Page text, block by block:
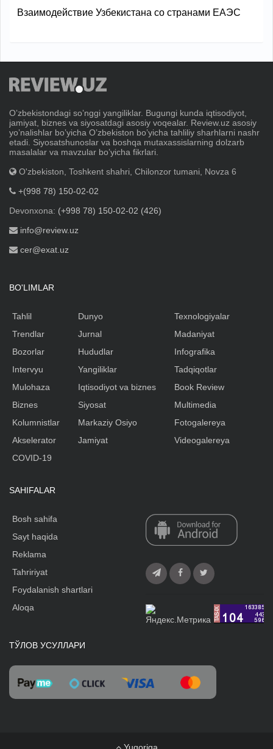
Взаимодействие Узбекистана со странами ЕАЭС
Oʼzbekistondagi soʼnggi yangiliklar. Bugungi kunda iqtisodiyot,
jamiyat, biznes va siyosatdagi asosiy voqealar. Review.uz asosiy
yoʼnalishlar boʼyicha Oʼzbekiston boʼyicha tahliliy sharhlarni nashr
etadi. Siyosatshunoslar va boshqa mutaxassislarning dolzarb
masalalar va mavzular boʼyicha fikrlari.
O'zbekiston, Toshkent shahri, Chilonzor tumani, Novza 6
+(998 78) 150-02-02
Devonxona: (+998 78) 150-02-02 (426)
info@review.uz
cer@exat.uz
BO'LIMLAR
Tahlil
Trendlar
Bozorlar
Intervyu
Mulohaza
Biznes
Kolumnistlar
Akselerator
Dunyo
Jurnal
Hududlar
Yangiliklar
Iqtisodiyot va biznes
Siyosat
Markaziy Osiyo
Jamiyat
Texnologiyalar
Madaniyat
Infografika
Tadqiqotlar
Book Review
Multimedia
Fotogalereya
Videogalereya
COVID-19
SAHIFALAR
Bosh sahifa
Sayt haqida
Reklama
Tahririyat
Foydalanish shartlari
Aloqa
ТЎЛОВ УСУЛЛАРИ
Yuqoriga